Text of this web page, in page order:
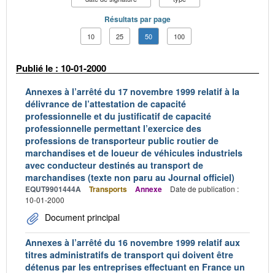
Résultats par page
10 25 50 100
Publié le : 10-01-2000
Annexes à l’arrêté du 17 novembre 1999 relatif à la
délivrance de l’attestation de capacité
professionnelle et du justificatif de capacité
professionnelle permettant l’exercice des
professions de transporteur public routier de
marchandises et de loueur de véhicules industriels
avec conducteur destinés au transport de
marchandises (texte non paru au Journal officiel)
EQUT9901444A Transports Annexe
Date de publication :
10-01-2000
Document principal
Annexes à l’arrêté du 16 novembre 1999 relatif aux
titres administratifs de transport qui doivent être
détenus par les entreprises effectuant en France un